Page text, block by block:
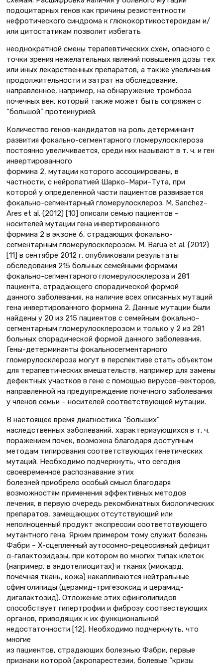
подоцитарных генов как причины резистентности
нефротического синдрома к глюкокортикостероидам и/
или цитостатикам позволит избегать
неоднократной смены терапевтических схем, опасного с
точки зрения нежелательных явлений повышения дозы тех
или иных лекарственных препаратов, а также увеличения
продолжительности и затрат на обследование,
направленное, например, на обнаружение тромбоза
почечных вен, который также может быть сопряжен с
“большой” протеинурией.
Количество генов-кандидатов на роль детерминант
развития фокально-сегментарного гломерулосклероза
постоянно увеличивается, среди них называют в т. ч. и ген
инвертированного
формина 2, мутации которого ассоциированы, в
частности, с нейропатией Шарко–Мари–Тута, при
которой у определенной части пациентов развивается
фокально-сегментарный гломерулосклероз. M. Sanchez-
Ares et al. (2012) [10] описали семью пациентов –
носителей мутации гена инвертированного
формина 2 в экзоне 6, страдающих фокально-
сегментарным гломерулосклерозом. M. Barua et al. (2012)
[11] в сентябре 2012 г. опубликовали результаты
обследования 215 больных семейными формами
фокально-сегментарного гломерулосклероза и 281
пациента, страдающего спорадической формой
данного заболевания, на наличие всех описанных мутаций
гена инвертированного формина 2. Данные мутации были
найдены у 20 из 215 пациентов с семейным фокально-
сегментарным гломерулосклерозом и только у 2 из 281
больных спорадической формой данного заболевания.
Гены-детерминанты фокальносегментарного
гломерулосклероза могут в перспективе стать объектом
для терапевтических вмешательств, например для замены
дефектных участков в гене с помощью вирусов-векторов,
направленной на предупреждение почечного заболевания
у членов семьи – носителей соответствующей мутации.
В настоящее время диагностика “больших”
наследственных заболеваний, характеризующихся в т. ч.
поражением почек, возможна благодаря доступным
методам типирования соответствующих генетических
мутаций. Необходимо подчеркнуть, что сегодня
своевременное распознавание этих
болезней приобрело особый смысл благодаря
возможностям применения эффективных методов
лечения, в первую очередь рекомбинатных биологических
препаратов, замещающих отсутствующий или
неполноценный продукт экспрессии соответствующего
мутантного гена. Ярким примером тому служит болезнь
Фабри – Х-сцепленный аутосомно-рецессивный дефицит
α-галактозидазы, при котором во многих типах клеток
(например, в эндотелиоцитах) и тканях (миокард,
почечная ткань, кожа) накапливаются нейтральные
сфинголипиды (церамид-тригезоксид и церамид-
дигалактозид). Отложение этих сфинголипидов
способствует гипертрофии и фиброзу соотвествующих
органов, приводящих к их функциональной
недостаточности [12]. Необходимо подчеркнуть, что
многие
из пациентов, страдающих болезнью Фабри, первые
признаки которой (акропарестезии, болевые “кризы